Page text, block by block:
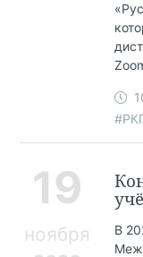
19
ноября
В